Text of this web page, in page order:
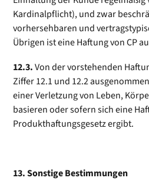
Kardinalpflicht), und zwar
vorhersehbaren und
Übrigen ist eine Haftung von CP
12.3.Von der vorstehenden
Ziffer 12.1 und 12.2
einer Verletzung von Leben,
basieren oder sofern sich eine
Produkthaftungsgesetz ergibt.
13. Sonstige Bestimmungen